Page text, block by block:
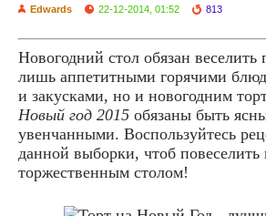
Edwards 22-12-2014, 01:52 813
Новогодний стол обязан веселить
лишь аппетитными горячими
и закусками, но и новогодним
Новый год 2015 обязаны быть
увенчанными. Воспользуйтесь
данной выборки, чтоб повеселить
торжественным столом!